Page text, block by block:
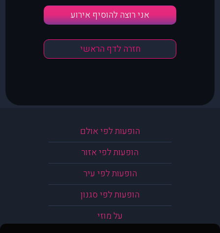
אני רוצה להוסיף אירוע
חזרה לדף הראשי
הופעות לפי אולם
הופעות לפי אזור
הופעות לפי עיר
הופעות לפי סגנון
על מוזי